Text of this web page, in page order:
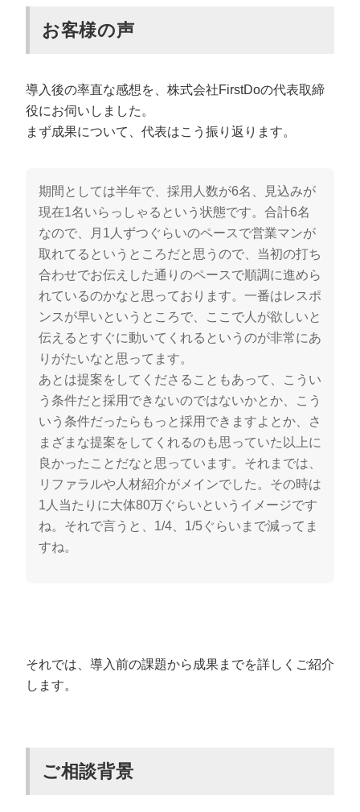
お客様の声
導入後の率直な感想を、株式会社FirstDoの代表取締
役にお伺いしました。
まず成果について、代表はこう振り返ります。
期間としては半年で、採用人数が6名、見込みが
現在1名いらっしゃるという状態です。合計6名
なので、月1人ずつぐらいのペースで営業マンが
取れてるというところだと思うので、当初の打ち
合わせでお伝えした通りのペースで順調に進めら
れているのかなと思っております。一番はレスポ
ンスが早いというところで、ここで人が欲しいと
伝えるとすぐに動いてくれるというのが非常にあ
りがたいなと思ってます。
あとは提案をしてくださることもあって、こうい
う条件だと採用できないのではないかとか、こう
いう条件だったらもっと採用できますよとか、さ
まざまな提案をしてくれるのも思っていた以上に
良かったことだなと思っています。それまでは、
リファラルや人材紹介がメインでした。その時は
1人当たりに大体80万ぐらいというイメージです
ね。それで言うと、1/4、1/5ぐらいまで減ってま
すね。
それでは、導入前の課題から成果までを詳しくご紹介
します。
ご相談背景